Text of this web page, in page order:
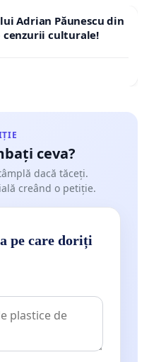
Adrian Păunescu din
cenzurii culturale!
ceva?
dacă tăceți.
creând o petiție.
pe care doriți